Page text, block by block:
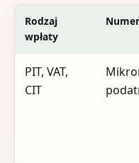
Rodzaj
wpłaty
PIT, VAT,
CIT